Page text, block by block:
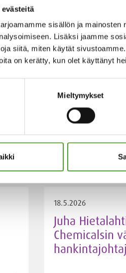
sisällön ja
Lisäksi jaamme
siitä, miten käytät
on kerätty, kun olet käyttänyt
Mieltymykset
Algol Chemicalsin CEO
18.5.2026
Juha
Chemicalsin